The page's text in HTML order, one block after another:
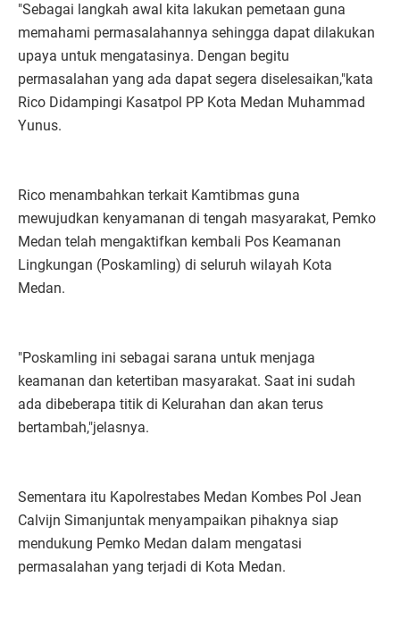
"Sebagai langkah awal kita lakukan pemetaan guna
memahami permasalahannya sehingga dapat dilakukan
upaya untuk mengatasinya. Dengan begitu
permasalahan yang ada dapat segera diselesaikan,"kata
Rico Didampingi Kasatpol PP Kota Medan Muhammad
Yunus.
Rico menambahkan terkait Kamtibmas guna
mewujudkan kenyamanan di tengah masyarakat, Pemko
Medan telah mengaktifkan kembali Pos Keamanan
Lingkungan (Poskamling) di seluruh wilayah Kota
Medan.
"Poskamling ini sebagai sarana untuk menjaga
keamanan dan ketertiban masyarakat. Saat ini sudah
ada dibeberapa titik di Kelurahan dan akan terus
bertambah,"jelasnya.
Sementara itu Kapolrestabes Medan Kombes Pol Jean
Calvijn Simanjuntak menyampaikan pihaknya siap
mendukung Pemko Medan dalam mengatasi
permasalahan yang terjadi di Kota Medan.